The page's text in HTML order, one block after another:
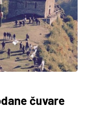
čuvare